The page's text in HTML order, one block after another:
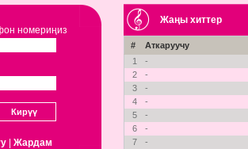
номериңиз
Жардам
Жаңы хиттер
#
Аткаруучу
1
-
2
-
3
-
4
-
5
-
6
-
7
-